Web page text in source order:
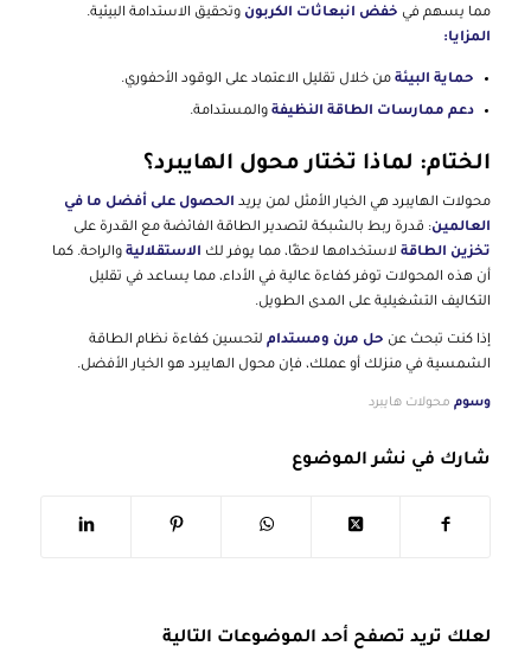
مما يسهم في خفض انبعاثات الكربون وتحقيق الاستدامة البيئية.
المزايا:
حماية البيئةمن خلال تقليل الاعتماد على الوقود الأحفوري.
دعم ممارسات الطاقة النظيفةوالمستدامة.
الختام: لماذا تختار محول الهايبرد؟
محولات الهايبرد هي الخيار الأمثل لمن يريد الحصول على أفضل ما في
العالمين: قدرة ربط بالشبكة لتصدير الطاقة الفائضة مع القدرة على
تخزين الطاقةلاستخدامها لاحقًا، مما يوفر لك الاستقلاليةوالراحة. كما
أن هذه المحولات توفر كفاءة عالية في الأداء، مما يساعد في تقليل
التكاليف التشغيلية على المدى الطويل.
إذا كنت تبحث عن حل مرن ومستداملتحسين كفاءة نظام الطاقة
الشمسية في منزلك أو عملك، فإن محول الهايبرد هو الخيار الأفضل.
وسوم محولات هايبرد
شارك في نشر الموضوع
لعلك تريد تصفح أحد الموضوعات التالية